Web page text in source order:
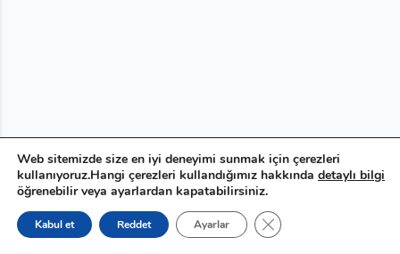
Web sitemizde size en iyi deneyimi sunmak için çerezleri
kullanıyoruz.Hangi çerezleri kullandığımız hakkında detaylı bilgi
öğrenebilir veya ayarlardan kapatabilirsiniz.
Kabul et Reddet Ayarlar GDPR çerez şeridini